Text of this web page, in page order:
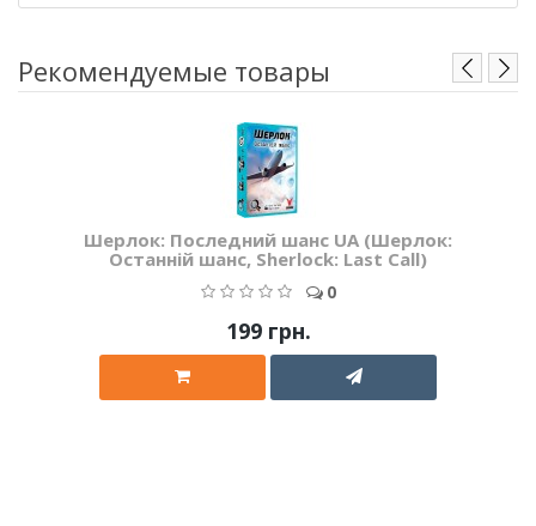
Рекомендуемые товары
Шерлок: Последний шанс UA (Шерлок:
Останній шанс, Sherlock: Last Call)
0
199 грн.